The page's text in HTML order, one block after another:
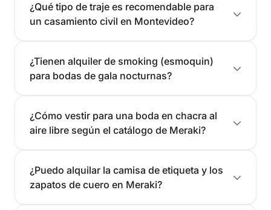
¿Qué tipo de traje es recomendable para
un casamiento civil en Montevideo?
¿Tienen alquiler de smoking (esmoquin)
para bodas de gala nocturnas?
¿Cómo vestir para una boda en chacra al
aire libre según el catálogo de Meraki?
¿Puedo alquilar la camisa de etiqueta y los
zapatos de cuero en Meraki?